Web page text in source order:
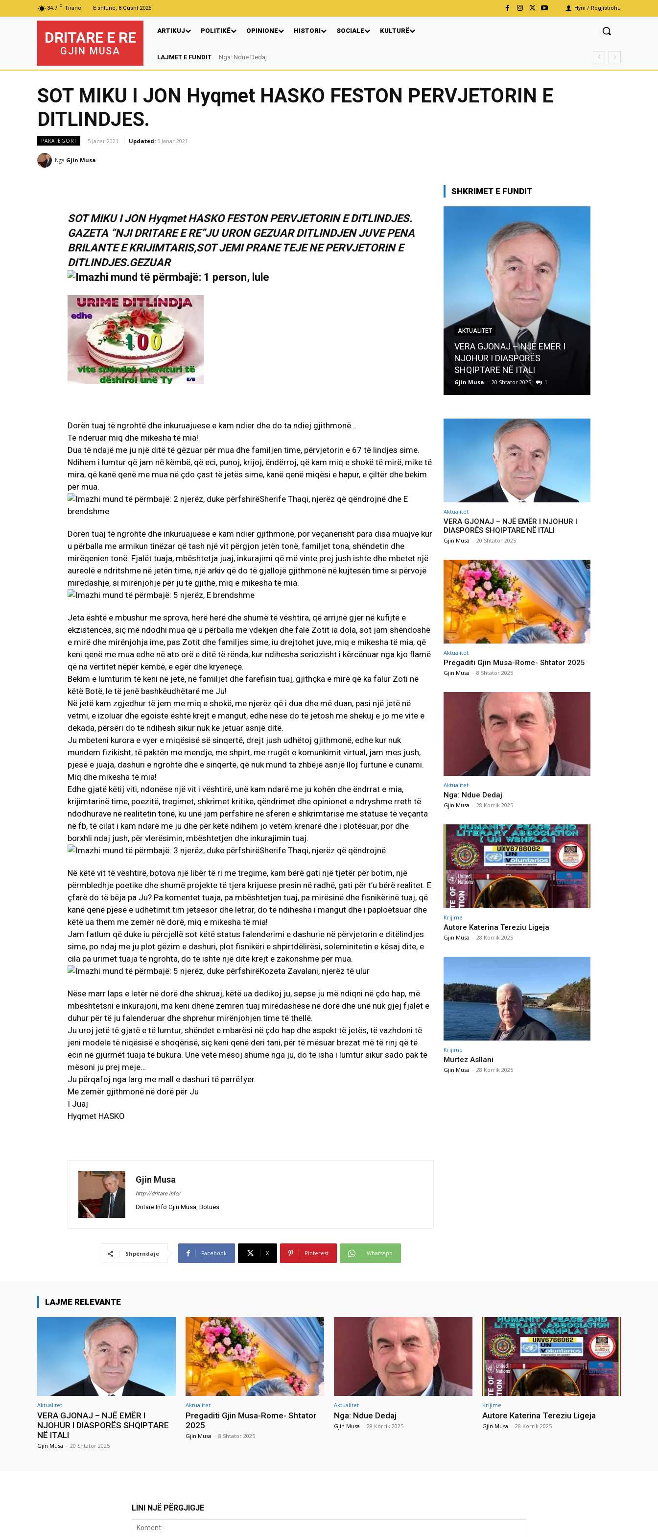
34.7 C Tiranë E shtunë, 8 Gusht 2026 Hyni / Regjistrohu
DRITARE E RE
GJIN MUSA
ARTIKUJ POLITIKË OPINIONE HISTORI SOCIALE KULTURË
LAJMET E FUNDIT Nga: Ndue Dedaj
SOT MIKU I JON Hyqmet HASKO FESTON PERVJETORIN E
DITLINDJES.
PAKATEGORI 5 Janar 2021 Updated: 5 Janar 2021
Nga Gjin Musa
SOT MIKU I JON Hyqmet HASKO FESTON PERVJETORIN E DITLINDJES.
GAZETA “NJI DRITARE E RE”JU URON GEZUAR DITLINDJEN JUVE PENA
BRILANTE E KRIJIMTARIS,SOT JEMI PRANE TEJE NE PERVJETORIN E
DITLINDJES.GEZUAR
Dorën tuaj të ngrohtë dhe inkuruajuese e kam ndier dhe do ta ndiej gjithmonë…
Të nderuar miq dhe mikesha të mia!
Dua të ndajë me ju një ditë të gëzuar për mua dhe familjen time, përvjetorin e 67 të lindjes sime.
Ndihem i lumtur që jam në këmbë, që eci, punoj, krijoj, ëndërroj, që kam miq e shokë të mirë, mike të
mira, që kanë qenë me mua në çdo çast të jetës sime, kanë qenë miqësi e hapur, e çiltër dhe bekim
për mua.
Dorën tuaj të ngrohtë dhe inkuruajuese e kam ndier gjithmonë, por veçanërisht para disa muajve kur
u përballa me armikun tinëzar që tash një vit përgjon jetën tonë, familjet tona, shëndetin dhe
mirëqenien tonë. Fjalët tuaja, mbështetja juaj, inkurajimi që më vinte prej jush ishte dhe mbetet një
aureolë e ndritshme në jetën time, një arkiv që do të gjallojë gjithmonë në kujtesën time si përvojë
mirëdashje, si mirënjohje për ju të gjithë, miq e mikesha të mia.
Jeta është e mbushur me sprova, herë herë dhe shumë të vështira, që arrijnë gjer në kufijtë e
ekzistencës, siç më ndodhi mua që u përballa me vdekjen dhe falë Zotit ia dola, sot jam shëndoshë
e mirë dhe mirënjohja ime, pas Zotit dhe familjes sime, iu drejtohet juve, miq e mikesha të mia, që
keni qenë me mua edhe në ato orë e ditë të rënda, kur ndihesha seriozisht i kërcënuar nga kjo flamë
që na vërtitet nëpër këmbë, e egër dhe kryeneçe.
Bekim e lumturim të keni në jetë, në familjet dhe farefisin tuaj, gjithçka e mirë që ka falur Zoti në
këtë Botë, le të jenë bashkëudhëtarë me Ju!
Në jetë kam zgjedhur të jem me miq e shokë, me njerëz që i dua dhe më duan, pasi një jetë në
vetmi, e izoluar dhe egoiste është krejt e mangut, edhe nëse do të jetosh me shekuj e jo me vite e
dekada, përsëri do të ndihesh sikur nuk ke jetuar asnjë ditë.
Ju mbeteni kurora e vyer e miqësisë së sinqertë, drejt jush udhëtoj gjithmonë, edhe kur nuk
mundem fizikisht, të paktën me mendje, me shpirt, me rrugët e komunkimit virtual, jam mes jush,
pjesë e juaja, dashuri e ngrohtë dhe e sinqertë, që nuk mund ta zhbëjë asnjë lloj furtune e cunami.
Miq dhe mikesha të mia!
Edhe gjatë këtij viti, ndonëse një vit i vështirë, unë kam ndarë me ju kohën dhe ëndrrat e mia,
krijimtarinë time, poezitë, tregimet, shkrimet kritike, qëndrimet dhe opinionet e ndryshme rreth të
ndodhurave në realitetin tonë, ku unë jam përfshirë në sferën e shkrimtarisë me statuse të veçanta
në fb, të cilat i kam ndarë me ju dhe për këtë ndihem jo vetëm krenarë dhe i plotësuar, por dhe
borxhli ndaj jush, për vlerësimin, mbështetjen dhe inkurajimin tuaj.
Në këtë vit të vështirë, botova një libër të ri me tregime, kam bërë gati një tjetër për botim, një
përmbledhje poetike dhe shumë projekte të tjera krijuese presin në radhë, gati për t’u bërë realitet. E
çfarë do të bëja pa Ju? Pa komentet tuaja, pa mbështetjen tuaj, pa mirësinë dhe fisnikërinë tuaj, që
kanë qenë pjesë e udhëtimit tim jetsësor dhe letrar, do të ndihesha i mangut dhe i paploëtsuar dhe
këtë ua them me zemër në dorë, miq e mikesha të mia!
Jam fatlum që duke iu përcjellë sot këtë status falenderimi e dashurie në përvjetorin e ditëlindjes
sime, po ndaj me ju plot gëzim e dashuri, plot fisnikëri e shpirtdëlirësi, soleminitetin e kësaj dite, e
cila pa urimet tuaja të ngrohta, do të ishte një ditë krejt e zakonshme për mua.
Nëse marr laps e letër në dorë dhe shkruaj, këtë ua dedikoj ju, sepse ju më ndiqni në çdo hap, më
mbështetsni e inkurajoni, ma keni dhënë zemrën tuaj mirëdashëse në dorë dhe unë nuk gjej fjalët e
duhur për të ju falenderuar dhe shprehur mirënjohjen time të thellë.
Ju uroj jetë të gjatë e të lumtur, shëndet e mbarësi në çdo hap dhe aspekt të jetës, të vazhdoni të
jeni modele të niqësisë e shoqërisë, siç keni qenë deri tani, për të mësuar brezat më të rinj që të
ecin në gjurmët tuaja të bukura. Unë vetë mësoj shumë nga ju, do të isha i lumtur sikur sado pak të
mësoni ju prej meje…
Ju përqafoj nga larg me mall e dashuri të parrëfyer.
Me zemër gjithmonë në dorë për Ju
I Juaj
Hyqmet HASKO
Gjin Musa
http://dritare.info/
Dritare.Info Gjin Musa, Botues
Shpërndaje Facebook X Pinterest WhatsApp
SHKRIMET E FUNDIT
AKTUALITET
VERA GJONAJ – NJË EMËR I
NJOHUR I DIASPORËS
SHQIPTARE NË ITALI
Gjin Musa - 20 Shtator 2025 1
Aktualitet
VERA GJONAJ – NJË EMËR I NJOHUR I
DIASPORËS SHQIPTARE NË ITALI
Gjin Musa - 20 Shtator 2025
Aktualitet
Pregaditi Gjin Musa-Rome- Shtator 2025
Gjin Musa - 8 Shtator 2025
Aktualitet
Nga: Ndue Dedaj
Gjin Musa - 28 Korrik 2025
Krijime
Autore Katerina Tereziu Ligeja
Gjin Musa - 28 Korrik 2025
Krijime
Murtez Asllani
Gjin Musa - 28 Korrik 2025
LAJME RELEVANTE
Aktualitet
VERA GJONAJ – NJË EMËR I
NJOHUR I DIASPORËS SHQIPTARE
NË ITALI
Gjin Musa - 20 Shtator 2025
Aktualitet
Pregaditi Gjin Musa-Rome- Shtator
2025
Gjin Musa - 8 Shtator 2025
Aktualitet
Nga: Ndue Dedaj
Gjin Musa - 28 Korrik 2025
Krijime
Autore Katerina Tereziu Ligeja
Gjin Musa - 28 Korrik 2025
LINI NJË PËRGJIGJE